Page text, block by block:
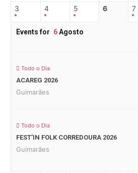
3 4 5 6 7
Events for 6Agosto
Todo o Dia
ACAREG 2026
Guimarães
Todo o Dia
FEST’IN FOLK CORREDOURA 2026
Guimarães